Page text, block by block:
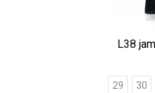
L38
29 30